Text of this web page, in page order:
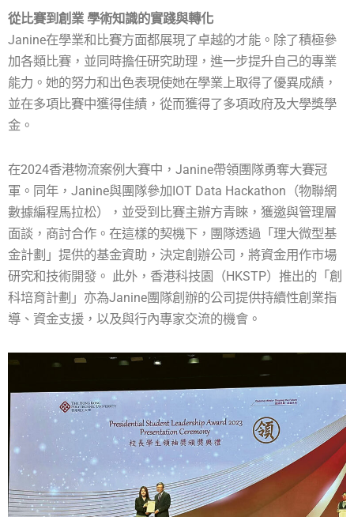
從比賽到創業 學術知識的實踐與轉化
Janine在學業和比賽方面都展現了卓越的才能。除了積極參
加各類比賽，並同時擔任研究助理，進一步提升自己的專業
能力。她的努力和出色表現使她在學業上取得了優異成績，
並在多項比賽中獲得佳績，從而獲得了多項政府及大學獎學
金。
在2024香港物流案例大賽中，Janine帶領團隊勇奪大賽冠
軍。同年，Janine與團隊參加IOT Data Hackathon（物聯網
數據編程馬拉松），並受到比賽主辦方青睞，獲邀與管理層
面談，商討合作。在這樣的契機下，團隊透過「理大微型基
金計劃」提供的基金資助，決定創辦公司，將資金用作市場
研究和技術開發。 此外，香港科技園（HKSTP）推出的「創
科培育計劃」亦為Janine團隊創辦的公司提供持續性創業指
導、資金支援，以及與行內專家交流的機會。